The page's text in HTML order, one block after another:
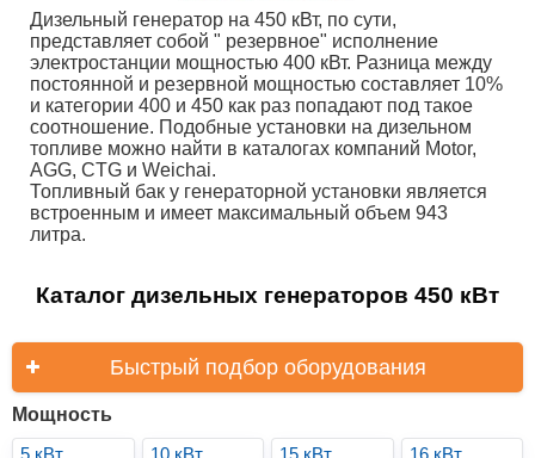
Дизельный генератор на 450 кВт, по сути,
представляет собой " резервное" исполнение
электростанции мощностью 400 кВт. Разница между
постоянной и резервной мощностью составляет 10%
и категории 400 и 450 как раз попадают под такое
соотношение. Подобные установки на дизельном
топливе можно найти в каталогах компаний Motor,
AGG, CTG и Weichai.
Топливный бак у генераторной установки является
встроенным и имеет максимальный объем 943
литра.
Каталог дизельных генераторов 450 кВт
Быстрый подбор оборудования
Мощность
5 кВт
10 кВт 15 кВт
16 кВт